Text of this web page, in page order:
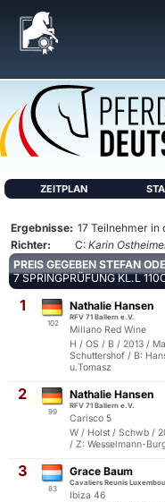
ZEITPLAN
Ergebnisse: 17 Teilnehmer in
Richter:
C: Karin
PREIS GEGEBEN STEFAN
7 SPRINGPRÜFUNG KL.L
1
102
Nathalie Hansen
RFV 71 Ballern e.V.
Millano Red Wine
H / OS / B / 2013 /
Schuttershof / B:
u.Tomasz
2
99
Nathalie Hansen
RFV 71 Ballern e.V.
Carisco 5
W / Holst / Schwb /
/ Z: Wesselmann-
3
83
Grace Baum
Cavaliers Reunis
Ibiza 46